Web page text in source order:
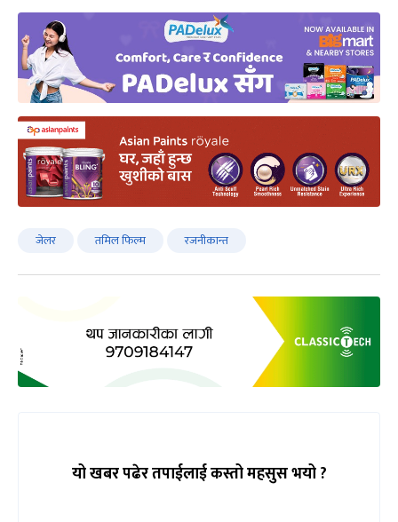
जेलर तमिल फिल्म रजनीकान्त
यो खबर पढेर तपाईलाई कस्तो महसुस भयो ?